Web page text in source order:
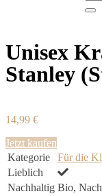
Unisex
Stanley
14,99 €
Jetzt kaufen
Kategorie
Für die
Lieblich
Nachhaltig Bio,